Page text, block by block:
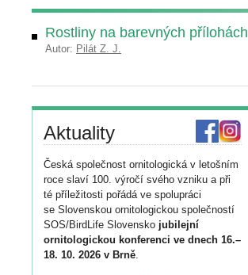
Rostliny na barevných přílohách
Autor: Pilát Z. J.
Aktuality
Česká společnost ornitologická v letošním
roce slaví 100. výročí svého vzniku a při
té příležitosti pořádá ve spolupráci
se Slovenskou ornitologickou společností
SOS/BirdLife Slovensko jubilejní
ornitologickou konferenci ve dnech 16.–
18. 10. 2026 v Brně.